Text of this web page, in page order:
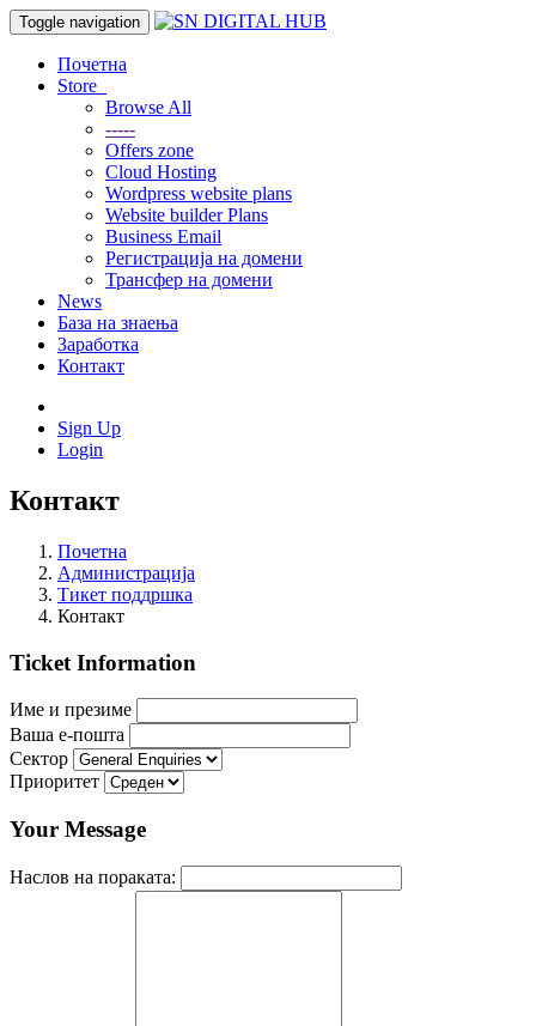
Toggle navigation
Почетна
Store
Browse All
-----
Offers zone
Cloud Hosting
Wordpress website plans
Website builder Plans
Business Email
Регистрација на домени
Трансфер на домени
News
База на знаења
Заработка
Контакт
Sign Up
Login
Контакт
Почетна
Администрација
Тикет поддршка
Контакт
Ticket Information
Име и презиме
Ваша е-пошта
Сектор
Приоритет
Your Message
Наслов на пораката: